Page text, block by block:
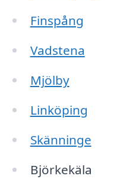
Finspång
Vadstena
Mjölby
Linköping
Skänninge
Björkekäla